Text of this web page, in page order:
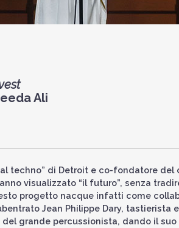
Ali
techno” di Detroit e co-fondatore del
visualizzato “il futuro”, senza
progetto nacque infatti come
Jean Philippe Dary, tastierista
grande percussionista, dando il